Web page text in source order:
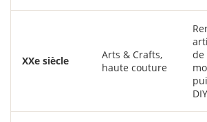
XXe siècle
Arts & Crafts,
haute couture
de